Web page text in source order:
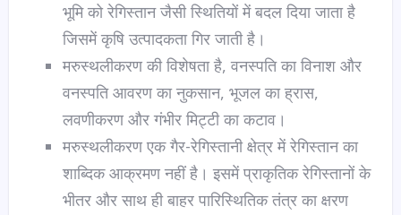
भूमि को रेगिस्तान जैसी स्थितियों में बदल दिया जाता है
जिसमें कृषि उत्पादकता गिर जाती है।
मरुस्थलीकरण की विशेषता है, वनस्पति का विनाश और
वनस्पति आवरण का नुकसान, भूजल का ह्रास,
लवणीकरण और गंभीर मिट्टी का कटाव।
मरुस्थलीकरण एक गैर-रेगिस्तानी क्षेत्र में रेगिस्तान का
शाब्दिक आक्रमण नहीं है। इसमें प्राकृतिक रेगिस्तानों के
भीतर और साथ ही बाहर पारिस्थितिक तंत्र का क्षरण